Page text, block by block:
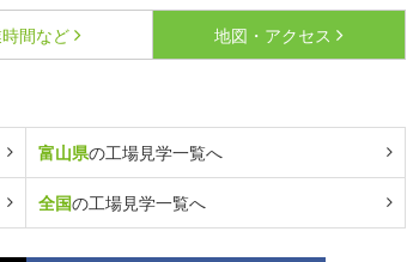
間など 地図・アクセス
富山県の工場見学一覧へ
全国の工場見学一覧へ